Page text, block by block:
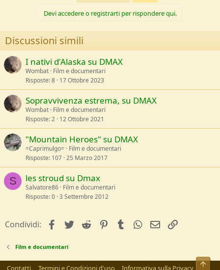
Devi accedere o registrarti per rispondere qui.
Discussioni simili
I nativi d'Alaska su DMAX
Wombat Film e documentari
Risposte 8 17 Ottobre 2023
Sopravvivenza estrema, su DMAX
Wombat Film e documentari
Risposte 2 12 Ottobre 2021
"Mountain Heroes" su DMAX
=Caprimulgo=
Film e documentari
Risposte 107 25 Marzo 2017
S les stroud su Dmax
Salvatore86 Film e documentari
Risposte 0 3 Settembre 2012
Condividi: facebookTwitterReddit PinterestTumblrWhatsApp
e-mail
Film e documentari
Contatti Termini e Condizioni d'uso Informativa sulla Privacy Alto